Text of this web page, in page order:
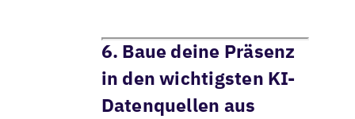
6. Baue deine Präsenz
in den wichtigsten KI-
Datenquellen aus